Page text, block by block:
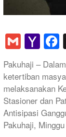
Gmail
Mail
Pakuhaji –
ketertiban
melaksanakan
Stasioner dan
Antisipasi
Pakuhaji,